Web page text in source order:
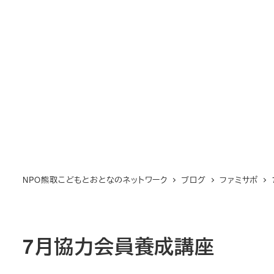
NPO熊取こどもとおとなのネットワーク ブログ ファミサポ
7月協力会員養成講座